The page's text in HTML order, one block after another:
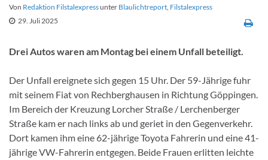
Von Redaktion Filstalexpressunter Blaulichtreport, Filstalexpress
29. Juli 2025
Drei Autos waren am Montag bei einem Unfall beteiligt.
Der Unfall ereignete sich gegen 15 Uhr. Der 59-Jährige fuhr
mit seinem Fiat von Rechberghausen in Richtung Göppingen.
Im Bereich der Kreuzung Lorcher Straße / Lerchenberger
Straße kam er nach links ab und geriet in den Gegenverkehr.
Dort kamen ihm eine 62-jährige Toyota Fahrerin und eine 41-
jährige VW-Fahrerin entgegen. Beide Frauen erlitten leichte